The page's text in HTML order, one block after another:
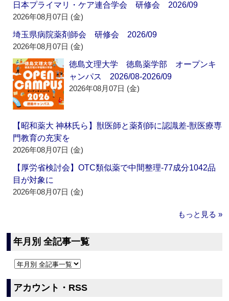
日本プライマリ・ケア連合学会 研修会 2026/09
2026年08月07日 (金)
埼玉県病院薬剤師会 研修会 2026/09
2026年08月07日 (金)
徳島文理大学 徳島薬学部 オープンキ
ャンパス 2026/08-2026/09
2026年08月07日 (金)
【昭和薬大 神林氏ら】獣医師と薬剤師に認識差‐獣医療専
門教育の充実を
2026年08月07日 (金)
【厚労省検討会】OTC類似薬で中間整理‐77成分1042品
目が対象に
2026年08月07日 (金)
もっと見る »
年月別 全記事一覧
アカウント・RSS